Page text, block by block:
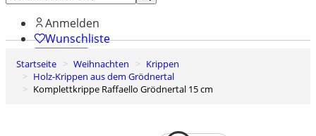
Anmelden
Wunschliste
0
Warenkorb
Startseite Weihnachten
Krippen
Holz-Krippen aus dem Grödnertal
Komplettkrippe Raffaello Grödnertal 15 cm